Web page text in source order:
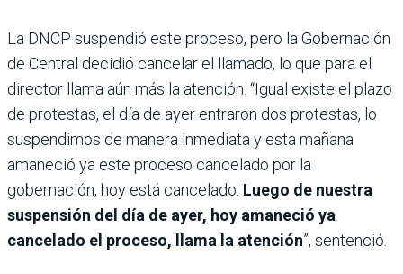
La DNCP suspendió este proceso, pero la Gobernación
de Central decidió cancelar el llamado, lo que para el
director llama aún más la atención. “Igual existe el plazo
de protestas, el día de ayer entraron dos protestas, lo
suspendimos de manera inmediata y esta mañana
amaneció ya este proceso cancelado por la
gobernación, hoy está cancelado. Luego de nuestra
suspensión del día de ayer, hoy amaneció ya
cancelado el proceso, llama la atención”, sentenció.